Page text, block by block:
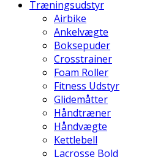
Træningsudstyr
Airbike
Ankelvægte
Boksepuder
Crosstrainer
Foam Roller
Fitness Udstyr
Glidemåtter
Håndtræner
Håndvægte
Kettlebell
Lacrosse Bold